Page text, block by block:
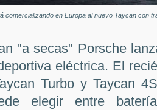
comercializando en Europa al nuevo Taycan con
"a secas" Porsche
eléctrica. El
Turbo y Taycan
elegir entre